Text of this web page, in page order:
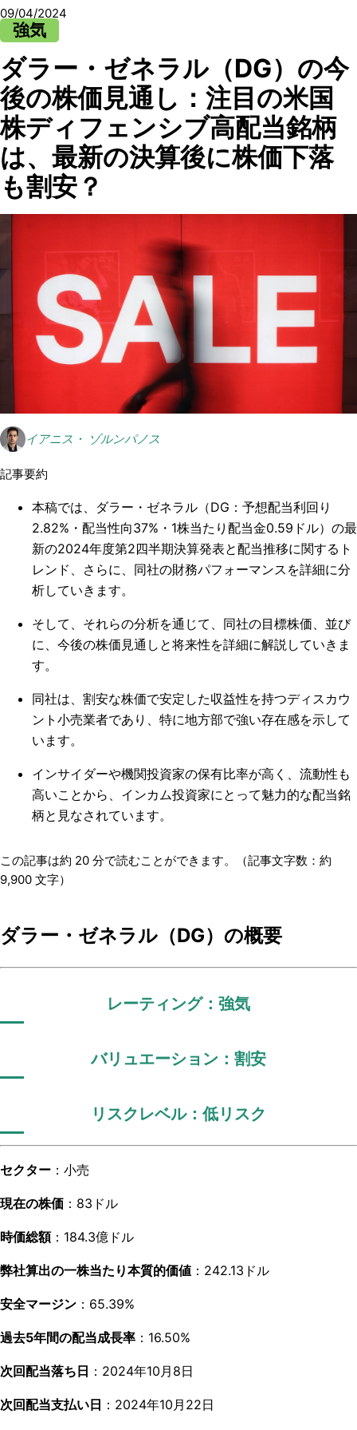
09/04/2024
強気
ダラー・ゼネラル（DG）の今
後の株価見通し：注目の米国
株ディフェンシブ高配当銘柄
は、最新の決算後に株価下落
も割安？
イアニス・ ゾルンパノス
記事要約
本稿では、ダラー・ゼネラル（DG：予想配当利回り
2.82%・配当性向37%・1株当たり配当金0.59ドル）の最
新の2024年度第2四半期決算発表と配当推移に関するト
レンド、さらに、同社の財務パフォーマンスを詳細に分
析していきます。
そして、それらの分析を通じて、同社の目標株価、並び
に、今後の株価見通しと将来性を詳細に解説していきま
す。
同社は、割安な株価で安定した収益性を持つディスカウ
ント小売業者であり、特に地方部で強い存在感を示して
います。
インサイダーや機関投資家の保有比率が高く、流動性も
高いことから、インカム投資家にとって魅力的な配当銘
柄と見なされています。
この記事は約 20 分で読むことができます。（記事文字数：約
9,900 文字）
ダラー・ゼネラル（DG）の概要
レーティング：強気
バリュエーション：割安
リスクレベル：低リスク
セクター ：小売
現在の株価 ：83ドル
時価総額：184.3億ドル
弊社算出の一株当たり本質的価値 ：242.13ドル
安全マージン ：65.39%
過去5年間の配当成長率 ：16.50%
次回配当落ち日 ： 2024年10月8日
次回配当支払い日 ： 2024年10月22日